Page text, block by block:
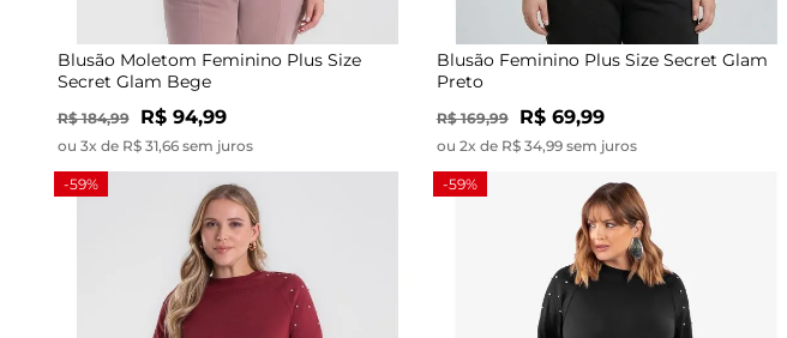
Blusão Moletom Feminino Plus Size
Secret Glam Bege
R$ 184,99 R$ 94,99
ou 3x de R$ 31,66 sem juros
Blusão Feminino Plus Size Secret Glam
Preto
R$ 169,99 R$ 69,99
ou 2x de R$ 34,99 sem juros
-59% -59%